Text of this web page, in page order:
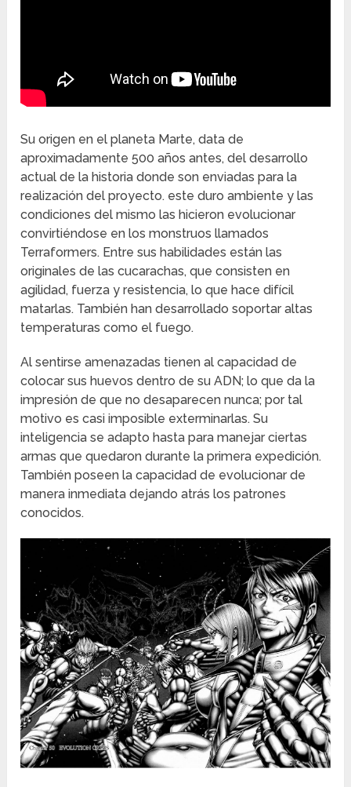
Su origen en el planeta Marte, data de
aproximadamente 500 años antes, del desarrollo
actual de la historia donde son enviadas para la
realización del proyecto. este duro ambiente y las
condiciones del mismo las hicieron evolucionar
convirtiéndose en los monstruos llamados
Terraformers. Entre sus habilidades están las
originales de las cucarachas, que consisten en
agilidad, fuerza y resistencia, lo que hace difícil
matarlas. También han desarrollado soportar altas
temperaturas como el fuego.
Al sentirse amenazadas tienen al capacidad de
colocar sus huevos dentro de su ADN; lo que da la
impresión de que no desaparecen nunca; por tal
motivo es casi imposible exterminarlas. Su
inteligencia se adapto hasta para manejar ciertas
armas que quedaron durante la primera expedición.
También poseen la capacidad de evolucionar de
manera inmediata dejando atrás los patrones
conocidos.